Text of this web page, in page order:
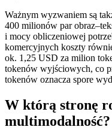
Ważnym wyzwaniem są
400 milionów par
i mocy obliczeniowej
komercyjnych koszty
ok. 1,25 USD za milion
tokenów wyjściowych, co
tokenów oznacza spore
W którą stronę
multimodalność?